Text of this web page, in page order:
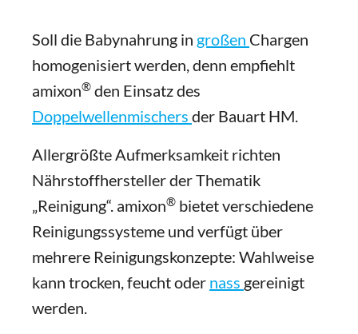
Soll die Babynahrung in großen Chargen
homogenisiert werden, denn empfiehlt
amixon® den Einsatz des
Doppelwellenmischers der Bauart HM.
Allergrößte Aufmerksamkeit richten
Nährstoffhersteller der Thematik
„Reinigung“. amixon® bietet verschiedene
Reinigungssysteme und verfügt über
mehrere Reinigungskonzepte: Wahlweise
kann trocken, feucht oder nass gereinigt
werden.